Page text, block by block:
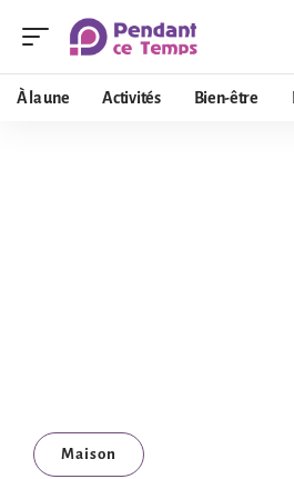
À la une Activités Bien-être
Maison